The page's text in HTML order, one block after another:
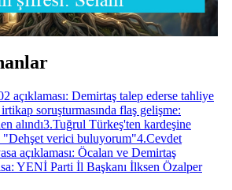
açıklaması: Demirtaş talep ederse tahliye
soruşturmasında flaş gelişme:
alındı3.Tuğrul Türkeş'ten kardeşine
"Dehşet verici buluyorum"4.Cevdet
açıklaması: Öcalan ve Demirtaş
YENİ Parti İl Başkanı İlksen Özalper